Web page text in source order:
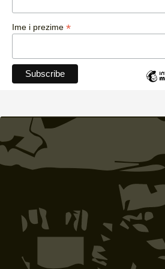
Ime i prezime *